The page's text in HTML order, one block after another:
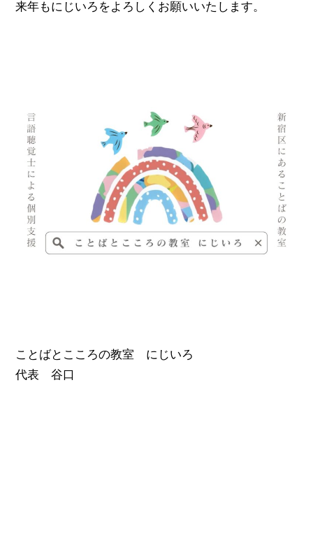
来年もにじいろをよろしくお願いいたします。
ことばとこころの教室 にじいろ
代表 谷口